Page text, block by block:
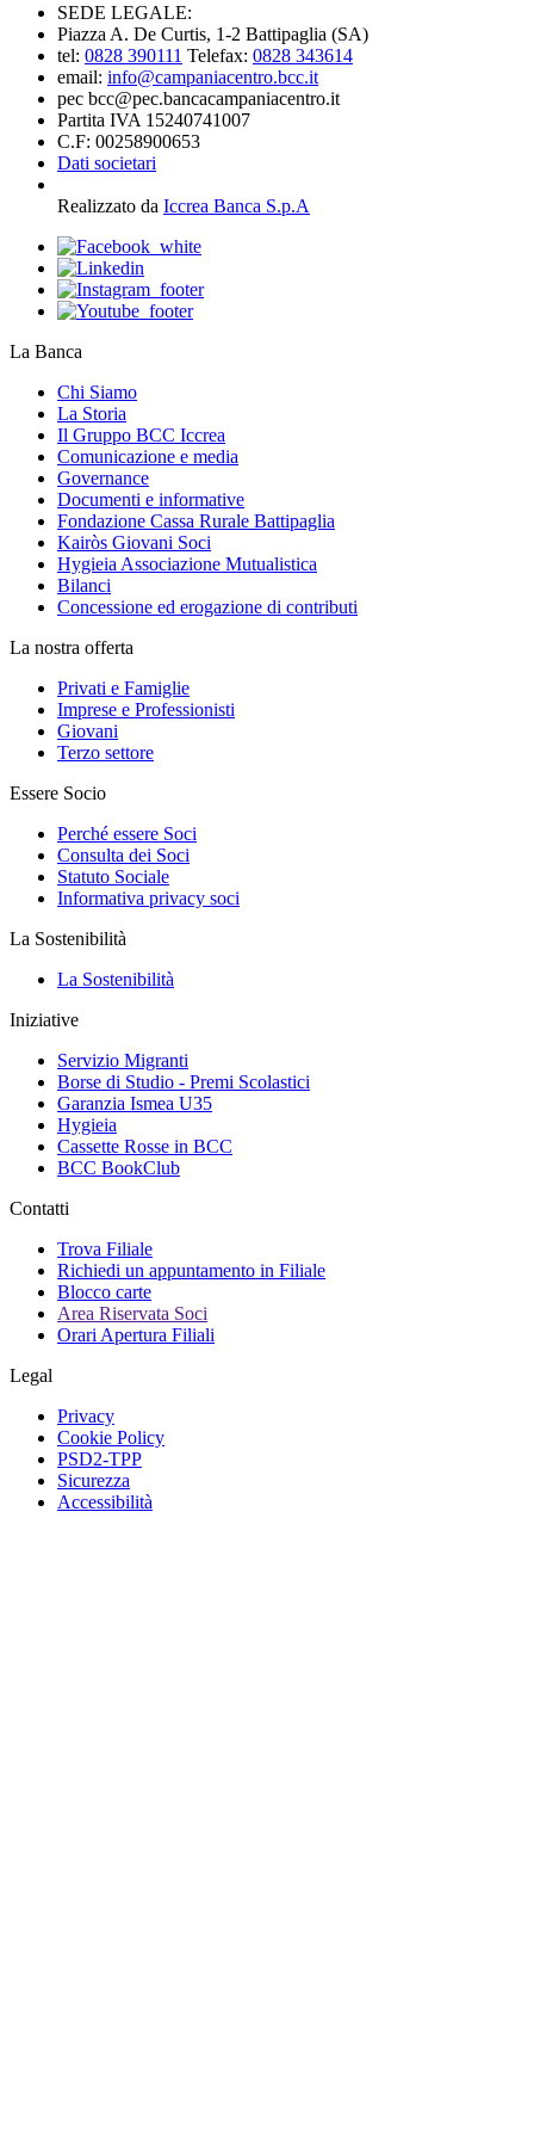
SEDE LEGALE:
Piazza A. De Curtis, 1-2 Battipaglia (SA)
tel: 0828 390111 Telefax: 0828 343614
email: info@campaniacentro.bcc.it
pec bcc@pec.bancacampaniacentro.it
Partita IVA 15240741007
C.F: 00258900653
Dati societari
Realizzato da Iccrea Banca S.p.A
La Banca
Chi Siamo
La Storia
Il Gruppo BCC Iccrea
Comunicazione e media
Governance
Documenti e informative
Fondazione Cassa Rurale Battipaglia
Kairòs Giovani Soci
Hygieia Associazione Mutualistica
Bilanci
Concessione ed erogazione di contributi
La nostra offerta
Privati e Famiglie
Imprese e Professionisti
Giovani
Terzo settore
Essere Socio
Perché essere Soci
Consulta dei Soci
Statuto Sociale
Informativa privacy soci
La Sostenibilità
La Sostenibilità
Iniziative
Servizio Migranti
Borse di Studio - Premi Scolastici
Garanzia Ismea U35
Hygieia
Cassette Rosse in BCC
BCC BookClub
Contatti
Trova Filiale
Richiedi un appuntamento in Filiale
Blocco carte
Area Riservata Soci
Orari Apertura Filiali
Legal
Privacy
Cookie Policy
PSD2-TPP
Sicurezza
Accessibilità